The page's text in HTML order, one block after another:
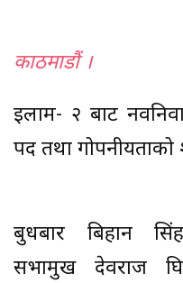
काठमाडौं ।
इलाम- २ बाट
पद तथा
बुधबार बिहान
सभामुख देवराज